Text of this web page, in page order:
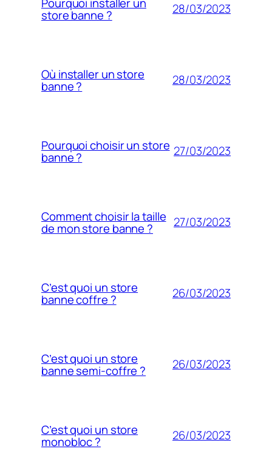
store banne ? 28/03/2023
Où installer un store
banne ? 28/03/2023
Pourquoi choisir un store
banne ? 27/03/2023
Comment choisir la taille
de mon store banne ? 27/03/2023
C’est quoi un store
banne coffre ? 26/03/2023
C’est quoi un store
banne semi-coffre ? 26/03/2023
C’est quoi un store
monobloc ? 26/03/2023